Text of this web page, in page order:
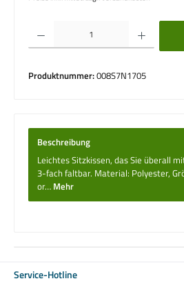
Produkt Anzahl: Gib den gewünschten Wert
Produktnummer:008S7N1705
Beschreibung
Leichtes Sitzkissen, das Sie überall
3-fach faltbar. Material: Polyester,
or… Mehr
Service-Hotline